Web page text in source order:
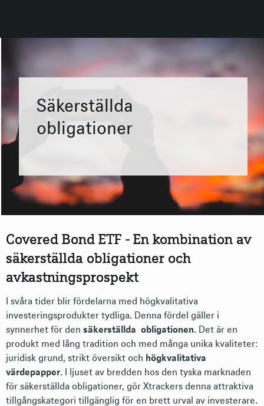
Säkerställda
obligationer
Covered Bond ETF - En kombination av
säkerställda obligationer och
avkastningsprospekt
I svåra tider blir fördelarna med högkvalitativa
investeringsprodukter tydliga. Denna fördel gäller i
synnerhet för den säkerställda obligationen. Det är en
produkt med lång tradition och med många unika kvaliteter:
juridisk grund, strikt översikt och högkvalitativa
värdepapper. I ljuset av bredden hos den tyska marknaden
för säkerställda obligationer, gör Xtrackers denna attraktiva
tillgångskategori tillgänglig för en brett urval av investerare.